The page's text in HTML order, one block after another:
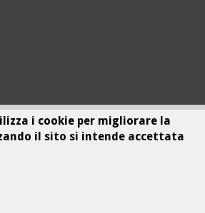
i cookie per migliorare la
il sito si intende accettata